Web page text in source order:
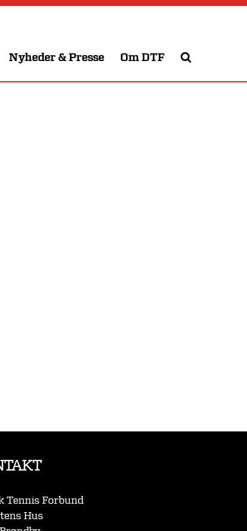
Nyheder & Presse Om DTF
Tennis Forbund
Hus